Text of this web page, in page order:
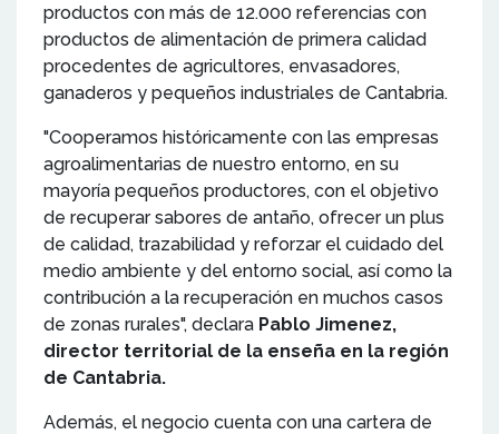
productos con más de 12.000 referencias con
productos de alimentación de primera calidad
procedentes de agricultores, envasadores,
ganaderos y pequeños industriales de Cantabria.
"Cooperamos históricamente con las empresas
agroalimentarias de nuestro entorno, en su
mayoría pequeños productores, con el objetivo
de recuperar sabores de antaño, ofrecer un plus
de calidad, trazabilidad y reforzar el cuidado del
medio ambiente y del entorno social, así como la
contribución a la recuperación en muchos casos
de zonas rurales", declara Pablo Jimenez,
director territorial de la enseña en la región
de Cantabria.
Además, el negocio cuenta con una cartera de